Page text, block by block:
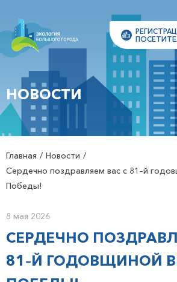
НОВОСТИ
Главная
Новости
Сердечно поздравляем вас с 81–й
Победы!
8 мая 2026
СЕРДЕЧНО
81–Й ГОДОВЩИНОЙ